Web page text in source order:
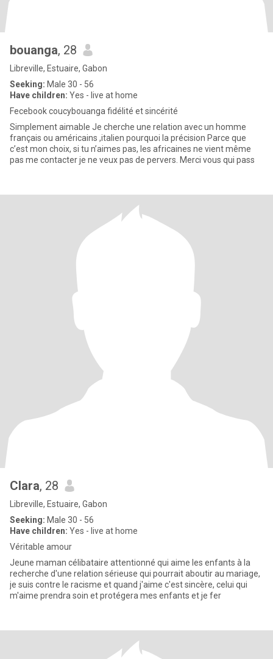
bouanga, 28
Libreville, Estuaire, Gabon
Seeking: Male 30 - 56
Have children: Yes - live at home
Fecebook coucybouanga fidélité et sincérité
Simplement aimable Je cherche une relation avec un homme
français ou américains ,italien pourquoi la précision Parce que
c’est mon choix, si tu n’aimes pas, les africaines ne vient même
pas me contacter je ne veux pas de pervers. Merci vous qui pass
Clara, 28
Libreville, Estuaire, Gabon
Seeking: Male 30 - 56
Have children: Yes - live at home
Véritable amour
Jeune maman célibataire attentionné qui aime les enfants à la
recherche d'une relation sérieuse qui pourrait aboutir au mariage,
je suis contre le racisme et quand j'aime c'est sincère, celui qui
m'aime prendra soin et protégera mes enfants et je fer